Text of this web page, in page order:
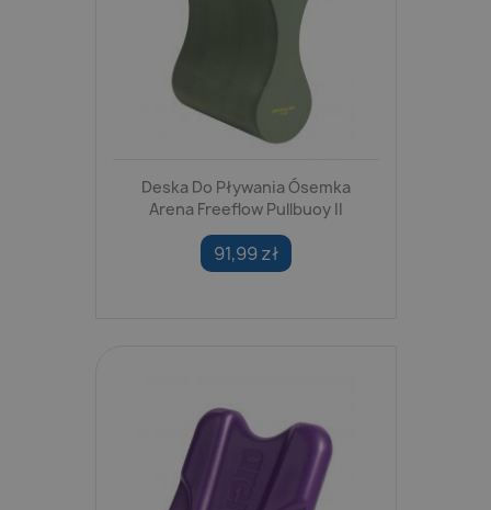
Deska Do Pływania Ósemka
Arena Freeflow Pullbuoy II
91,99 zł